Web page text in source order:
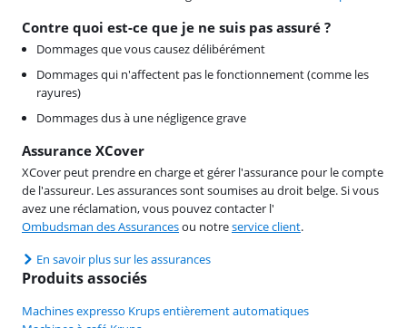
Contre quoi est-ce que je ne suis pas assuré ?
Dommages que vous causez délibérément
Dommages qui n'affectent pas le fonctionnement (comme les
rayures)
Dommages dus à une négligence grave
Assurance XCover
XCover peut prendre en charge et gérer l'assurance pour le compte
de l'assureur. Les assurances sont soumises au droit belge. Si vous
avez une réclamation, vous pouvez contacter l'
Ombudsman des Assurancesou notreservice client.
En savoir plus sur les assurances
Produits associés
Machines expresso Krups entièrement automatiques